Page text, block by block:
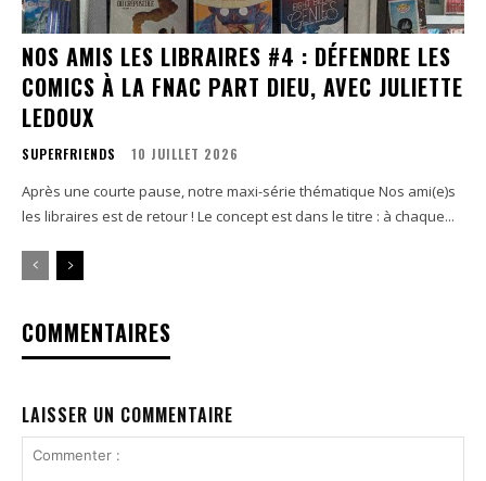
NOS AMIS LES LIBRAIRES #4 : DÉFENDRE LES
COMICS À LA FNAC PART DIEU, AVEC JULIETTE
LEDOUX
SUPERFRIENDS 10 JUILLET 2026
Après une courte pause, notre maxi-série thématique Nos ami(e)s
les libraires est de retour ! Le concept est dans le titre : à chaque...
COMMENTAIRES
LAISSER UN COMMENTAIRE